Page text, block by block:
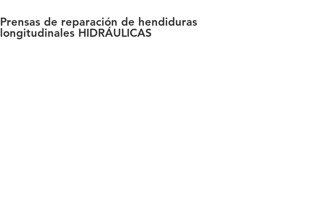
Prensas de reparación de hendiduras
longitudinales HIDRÁULICAS